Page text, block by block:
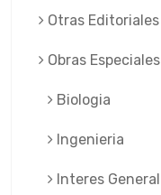
Otras Editoriales
Obras Especiales
Biologia
Ingenieria
Interes General